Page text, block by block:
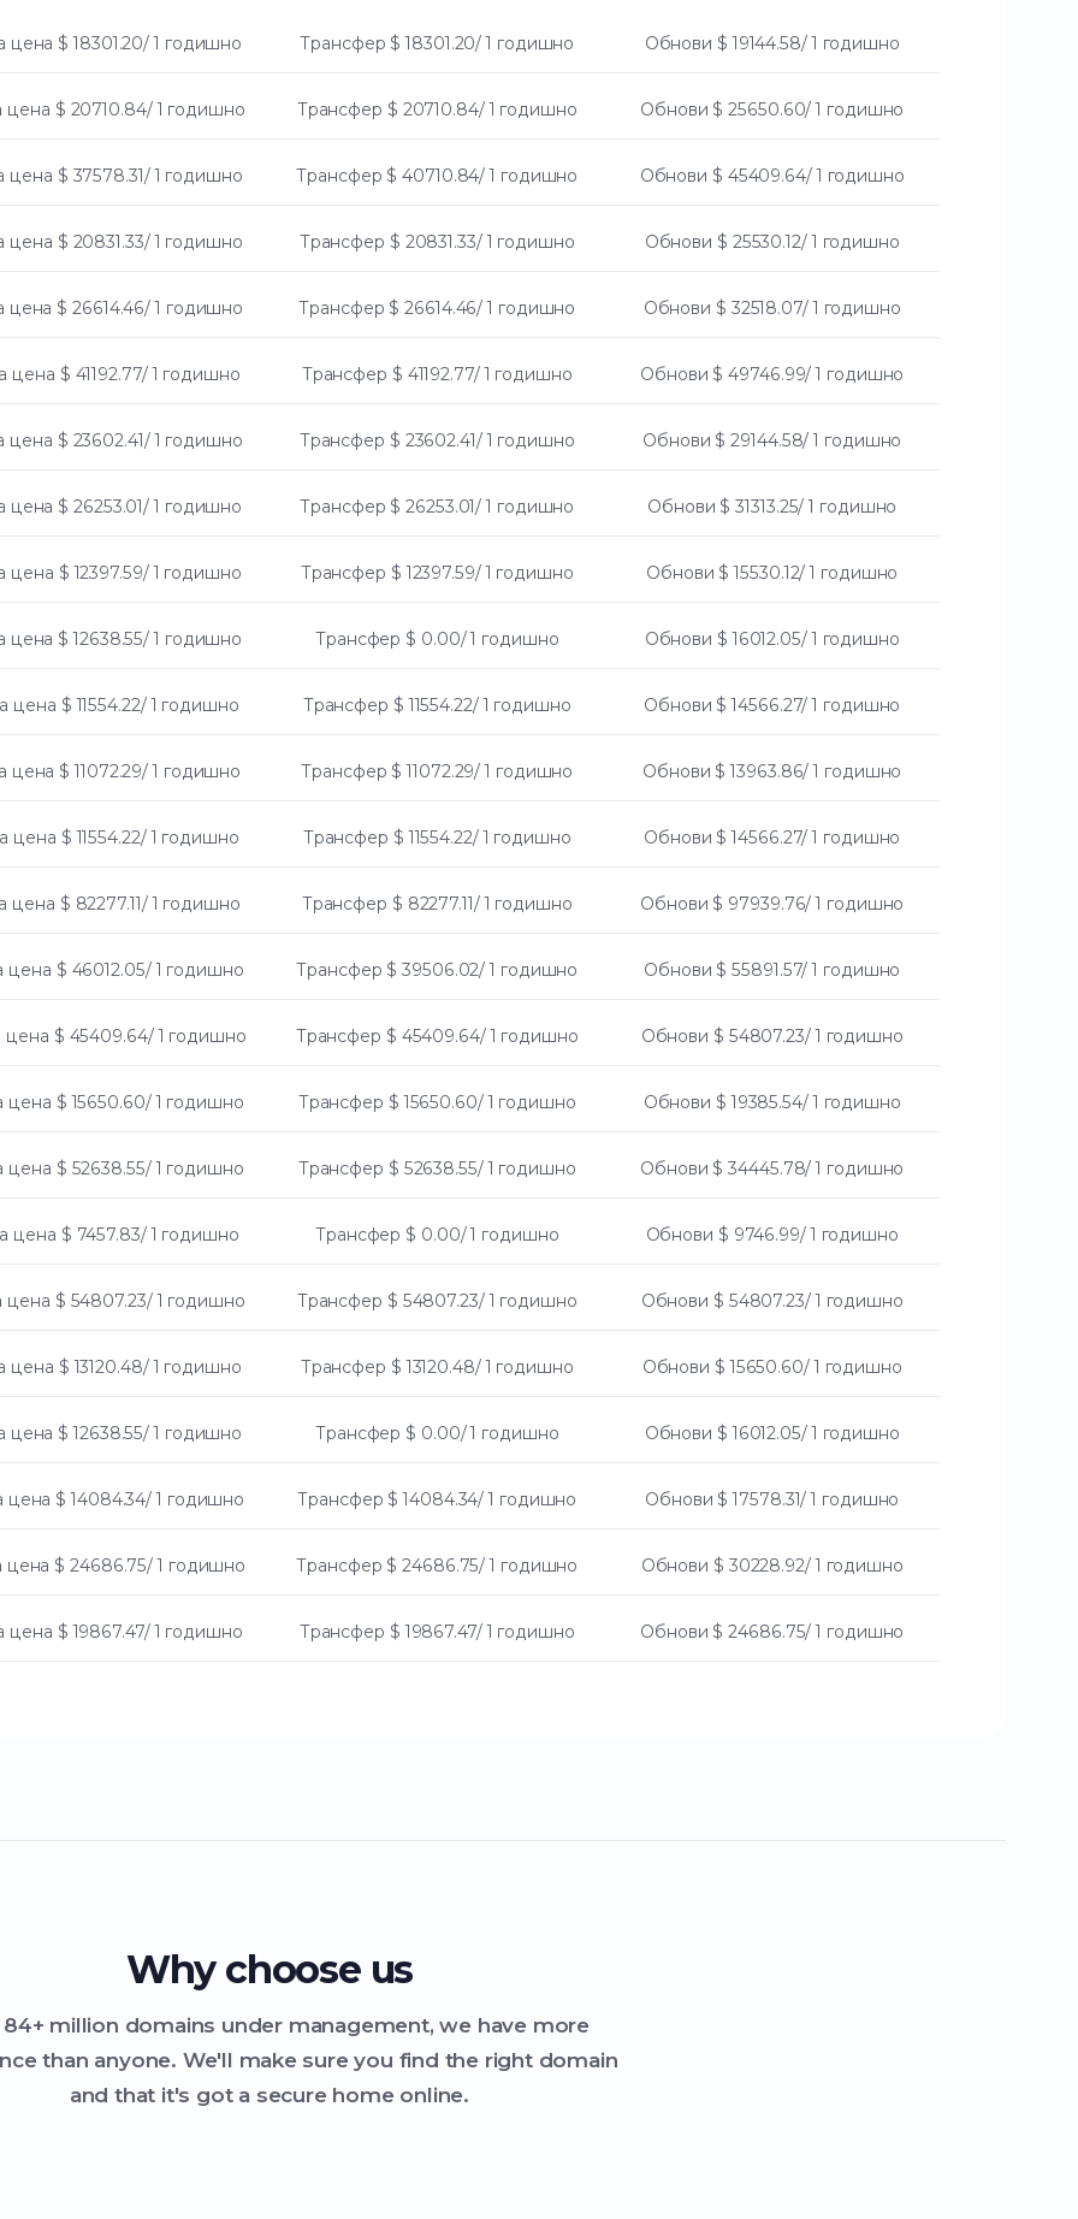
цена $ 18301.20/ 1 годишно Трансфер $ 18301.20/ 1 годишно Обнови $ 19144.58/ 1 годишно
цена $ 20710.84/ 1 годишно Трансфер $ 20710.84/ 1 годишно Обнови $ 25650.60/ 1 годишно
цена $ 37578.31/ 1 годишно Трансфер $ 40710.84/ 1 годишно Обнови $ 45409.64/ 1 годишно
цена $ 20831.33/ 1 годишно Трансфер $ 20831.33/ 1 годишно Обнови $ 25530.12/ 1 годишно
цена $ 26614.46/ 1 годишно Трансфер $ 26614.46/ 1 годишно Обнови $ 32518.07/ 1 годишно
цена $ 41192.77/ 1 годишно Трансфер $ 41192.77/ 1 годишно Обнови $ 49746.99/ 1 годишно
цена $ 23602.41/ 1 годишно Трансфер $ 23602.41/ 1 годишно Обнови $ 29144.58/ 1 годишно
цена $ 26253.01/ 1 годишно Трансфер $ 26253.01/ 1 годишно Обнови $ 31313.25/ 1 годишно
цена $ 12397.59/ 1 годишно Трансфер $ 12397.59/ 1 годишно Обнови $ 15530.12/ 1 годишно
цена $ 12638.55/ 1 годишно Трансфер $ 0.00/ 1 годишно Обнови $ 16012.05/ 1 годишно
цена $ 11554.22/ 1 годишно Трансфер $ 11554.22/ 1 годишно Обнови $ 14566.27/ 1 годишно
цена $ 11072.29/ 1 годишно Трансфер $ 11072.29/ 1 годишно Обнови $ 13963.86/ 1 годишно
цена $ 11554.22/ 1 годишно Трансфер $ 11554.22/ 1 годишно Обнови $ 14566.27/ 1 годишно
цена $ 82277.11/ 1 годишно Трансфер $ 82277.11/ 1 годишно Обнови $ 97939.76/ 1 годишно
цена $ 46012.05/ 1 годишно Трансфер $ 39506.02/ 1 годишно Обнови $ 55891.57/ 1 годишно
цена $ 45409.64/ 1 годишно Трансфер $ 45409.64/ 1 годишно Обнови $ 54807.23/ 1 годишно
цена $ 15650.60/ 1 годишно Трансфер $ 15650.60/ 1 годишно Обнови $ 19385.54/ 1 годишно
цена $ 52638.55/ 1 годишно Трансфер $ 52638.55/ 1 годишно Обнови $ 34445.78/ 1 годишно
цена $ 7457.83/ 1 годишно Трансфер $ 0.00/ 1 годишно Обнови $ 9746.99/ 1 годишно
цена $ 54807.23/ 1 годишно Трансфер $ 54807.23/ 1 годишно Обнови $ 54807.23/ 1 годишно
цена $ 13120.48/ 1 годишно Трансфер $ 13120.48/ 1 годишно Обнови $ 15650.60/ 1 годишно
цена $ 12638.55/ 1 годишно Трансфер $ 0.00/ 1 годишно Обнови $ 16012.05/ 1 годишно
цена $ 14084.34/ 1 годишно Трансфер $ 14084.34/ 1 годишно Обнови $ 17578.31/ 1 годишно
цена $ 24686.75/ 1 годишно Трансфер $ 24686.75/ 1 годишно Обнови $ 30228.92/ 1 годишно
цена $ 19867.47/ 1 годишно Трансфер $ 19867.47/ 1 годишно Обнови $ 24686.75/ 1 годишно
Why choose us
million domains under management, we have more
than anyone. We'll make sure you find the right domain
and that it's got a secure home online.